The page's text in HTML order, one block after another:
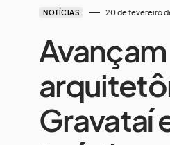
NOTÍCIAS 20 de fevereiro
Gravataí